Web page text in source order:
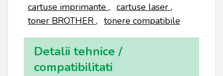
cartuse imprimante , cartuse laser ,
toner BROTHER , tonere compatibile
Detalii tehnice /
compatibilitati